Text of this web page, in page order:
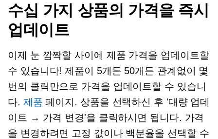
수십 가지 상품의 가격을 즉시
업데이트
이제 눈 깜짝할 사이에 제품 가격을 업데이트할
수 있습니다! 제품이 5개든 50개든 관계없이 몇
번의 클릭만으로 가격을 업데이트할 수 있습니
다. 제품 페이지. 상품을 선택하신 후 '대량 업데
이트 → 가격 변경'을 클릭하시면 됩니다. 가격
을 변경하려면 고정 값이나 백분율을 선택할 수